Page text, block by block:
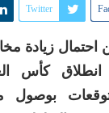
Twitter
احتمال زيادة
انطلاق كأس
بوصول